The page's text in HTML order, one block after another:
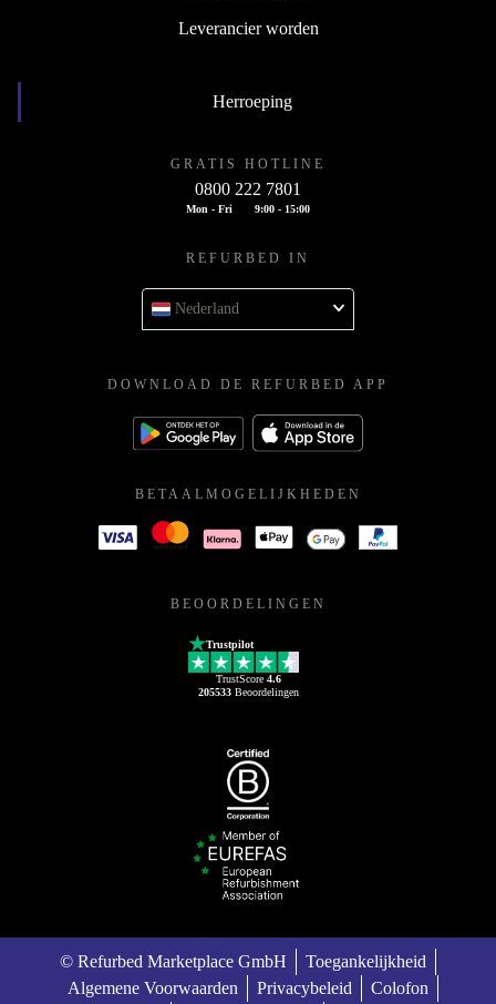
Leverancier worden
Herroeping
GRATIS HOTLINE
0800 222 7801
Mon - Fri 9:00 - 15:00
REFURBED IN
Nederland
DOWNLOAD DE REFURBED APP
BETAALMOGELIJKHEDEN
BEOORDELINGEN
Trustpilot
TrustScore 4.6
205533Beoordelingen
© Refurbed Marketplace GmbH
Toegankelijkheid
Algemene Voorwaarden
Privacybeleid Colofon